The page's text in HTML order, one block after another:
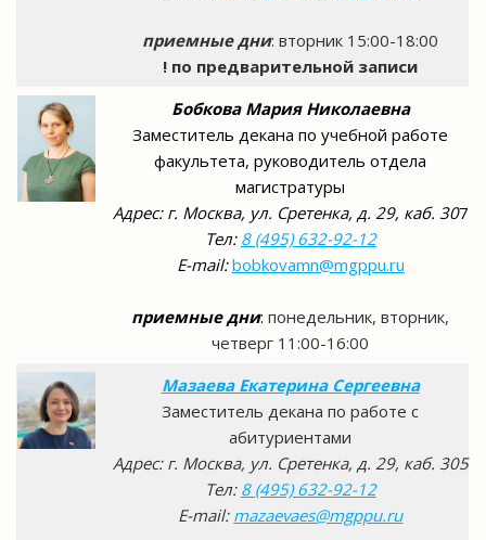
приемные дни: вторник 15:00-18:00
! по предварительной записи
Бобкова Мария Николаевна
Заместитель декана по учебной работе
факультета, руководитель отдела
магистратуры
Адрес: г. Москва, ул. Сретенка, д. 29, каб. 307
Тел: 8 (495) 632-92-12
E-mail:bobkovamn@mgppu.ru
приемные дни:понедельник, вторник,
четверг 11:00-16:00
Мазаева Екатерина Сергеевна
Заместитель декана по работе с
абитуриентами
Адрес: г. Москва, ул. Сретенка, д. 29, каб. 305
Тел: 8 (495) 632-92-12
E-mail: mazaevaes@mgppu.ru